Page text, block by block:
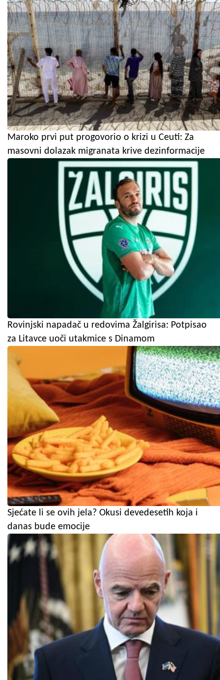
Maroko prvi put progovorio o krizi u Ceuti: Za
masovni dolazak migranata krive dezinformacije
Rovinjski napadač u redovima Žalgirisa: Potpisao
za Litavce uoči utakmice s Dinamom
Sjećate li se ovih jela? Okusi devedesetih koja i
danas bude emocije